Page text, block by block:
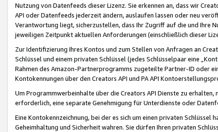
Nutzung von Datenfeeds dieser Lizenz. Sie erkennen an, dass wir
API oder Datenfeeds jederzeit ändern, auslaufen lassen oder neu
Verantwortung liegt, sicherzustellen, dass Ihr Zugriff auf die und Ihre
jeweiligen Zeitpunkt aktuellen Anforderungen (einschließlich dieser
Zur Identifizierung Ihres Kontos und zum Stellen von Anfragen an
Schlüssel und einem privaten Schlüssel (jedes Schlüsselpaar eine
Rahmen des Amazon-Partnerprogramms zugeteilte Partner-ID oder
Kontokennungen über den Creators API und PA API
Um Programmwerbeinhalte über die Creators API Dienste zu
erforderlich, eine separate Genehmigung für Unterdienste oder
Eine Kontokennzeichnung, bei der es sich um einen privaten
Geheimhaltung und Sicherheit wahren. Sie dürfen Ihren privaten